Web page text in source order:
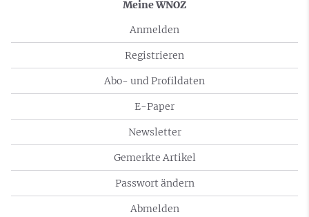
Meine WNOZ
Anmelden
Registrieren
Abo- und Profildaten
E-Paper
Newsletter
Gemerkte Artikel
Passwort ändern
Abmelden